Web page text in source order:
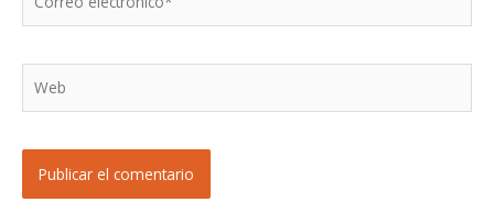
electrónico*